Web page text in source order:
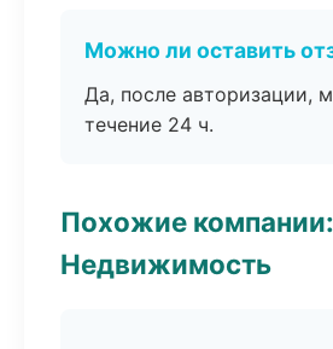
Можно ли оставить
Да, после авторизации,
течение 24 ч.
Похожие компании:
Недвижимость